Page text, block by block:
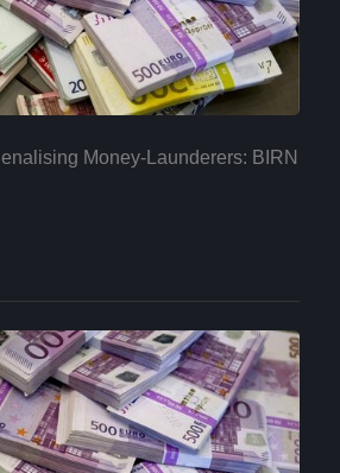
Money-Launderers: BIRN